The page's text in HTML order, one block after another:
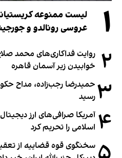
۱
عروسی رونالدو و
۲ خوابیدن زیر آسمان قاهره
۳ حمیدرضا رجب‌زاده، مداح
رسید
۴ آمریکا صرافی‌های ارز
اسلامی را تحریم کرد
سخنگوی قوه قضاییه از